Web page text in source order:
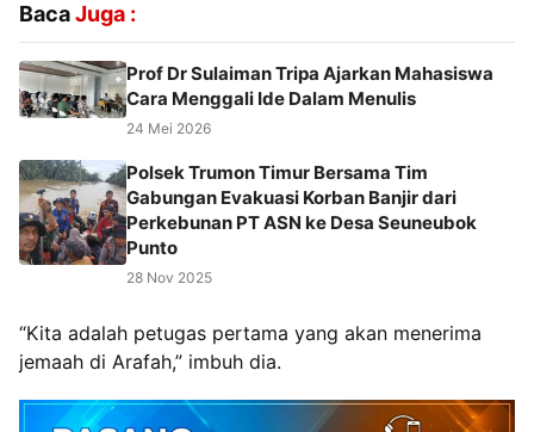
BacaJuga :
Prof Dr Sulaiman Tripa Ajarkan Mahasiswa
Cara Menggali Ide Dalam Menulis
24 Mei 2026
Polsek Trumon Timur Bersama Tim
Gabungan Evakuasi Korban Banjir dari
Perkebunan PT ASN ke Desa Seuneubok
Punto
28 Nov 2025
“Kita adalah petugas pertama yang akan menerima
jemaah di Arafah,” imbuh dia.